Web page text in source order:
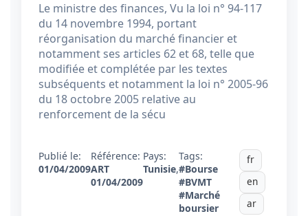
Le ministre des finances, Vu la loi n° 94-117
du 14 novembre 1994, portant
réorganisation du marché financier et
notamment ses articles 62 et 68, telle que
modifiée et complétée par les textes
subséquents et notamment la loi n° 2005-96
du 18 octobre 2005 relative au
renforcement de la sécu
Publié le:
01/04/2009
Référence:
ART
01/04/2009
Pays:
Tunisie,
Tags:
#Bourse
#BVMT
#Marché
boursier
fr
en
ar